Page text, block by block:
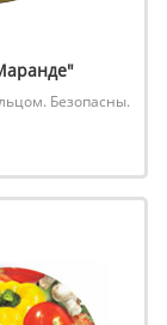
Безопасны.